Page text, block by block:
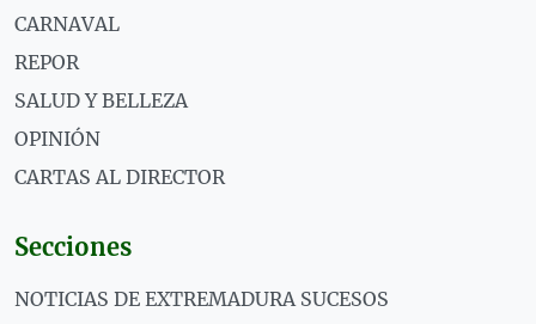
CARNAVAL
REPOR
SALUD Y BELLEZA
OPINIÓN
CARTAS AL DIRECTOR
Secciones
NOTICIAS DE EXTREMADURA SUCESOS